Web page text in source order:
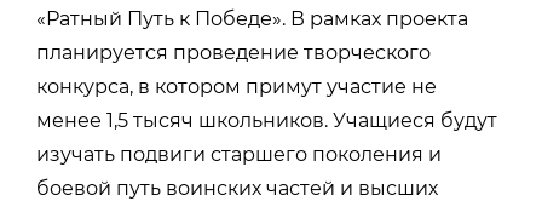
«Ратный Путь к Победе». В рамках проекта
планируется проведение творческого
конкурса, в котором примут участие не
менее 1,5 тысяч школьников. Учащиеся будут
изучать подвиги старшего поколения и
боевой путь воинских частей и высших